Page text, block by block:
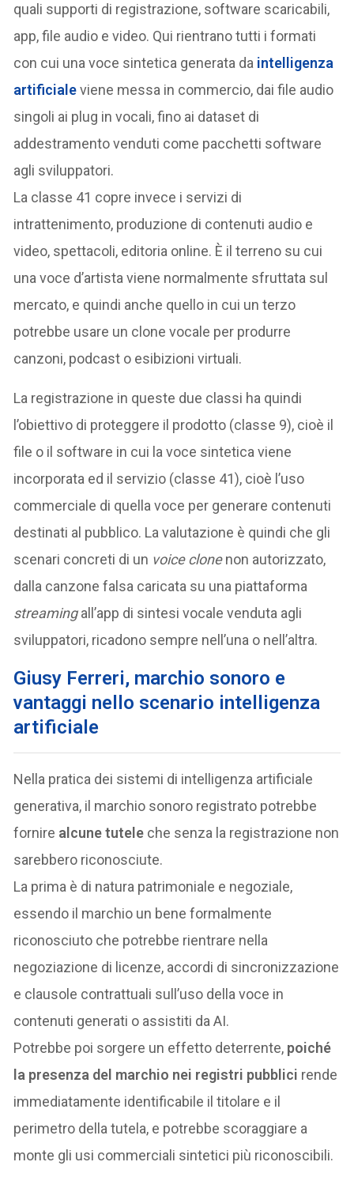
quali supporti di registrazione, software scaricabili,
app, file audio e video. Qui rientrano tutti i formati
con cui una voce sintetica generata da intelligenza
artificialeviene messa in commercio, dai file audio
singoli ai plug in vocali, fino ai dataset di
addestramento venduti come pacchetti software
agli sviluppatori.
La classe 41 copre invece i servizi di
intrattenimento, produzione di contenuti audio e
video, spettacoli, editoria online. È il terreno su cui
una voce d’artista viene normalmente sfruttata sul
mercato, e quindi anche quello in cui un terzo
potrebbe usare un clone vocale per produrre
canzoni, podcast o esibizioni virtuali.
La registrazione in queste due classi ha quindi
l’obiettivo di proteggere il prodotto (classe 9), cioè il
file o il software in cui la voce sintetica viene
incorporata ed il servizio (classe 41), cioè l’uso
commerciale di quella voce per generare contenuti
destinati al pubblico. La valutazione è quindi che gli
scenari concreti di un voice clonenon autorizzato,
dalla canzone falsa caricata su una piattaforma
streamingall’app di sintesi vocale venduta agli
sviluppatori, ricadono sempre nell’una o nell’altra.
Giusy Ferreri, marchio sonoro e
vantaggi nello scenario intelligenza
artificiale
Nella pratica dei sistemi di intelligenza artificiale
generativa, il marchio sonoro registrato potrebbe
fornire alcune tutele che senza la registrazione non
sarebbero riconosciute.
La prima è di natura patrimoniale e negoziale,
essendo il marchio un bene formalmente
riconosciuto che potrebbe rientrare nella
negoziazione di licenze, accordi di sincronizzazione
e clausole contrattuali sull’uso della voce in
contenuti generati o assistiti da AI.
Potrebbe poi sorgere un effetto deterrente, poiché
la presenza del marchio nei registri pubblici rende
immediatamente identificabile il titolare e il
perimetro della tutela, e potrebbe scoraggiare a
monte gli usi commerciali sintetici più riconoscibili.